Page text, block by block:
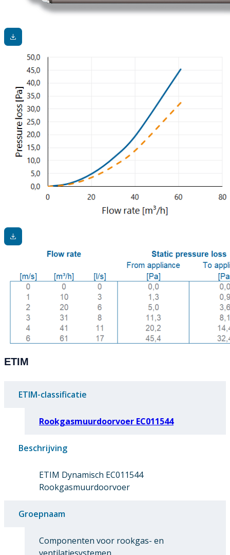
ETIM
ETIM-classificatie
Rookgasmuurdoorvoer EC011544
Beschrijving
ETIM Dynamisch EC011544
Rookgasmuurdoorvoer
Groepnaam
Componenten voor rookgas- en